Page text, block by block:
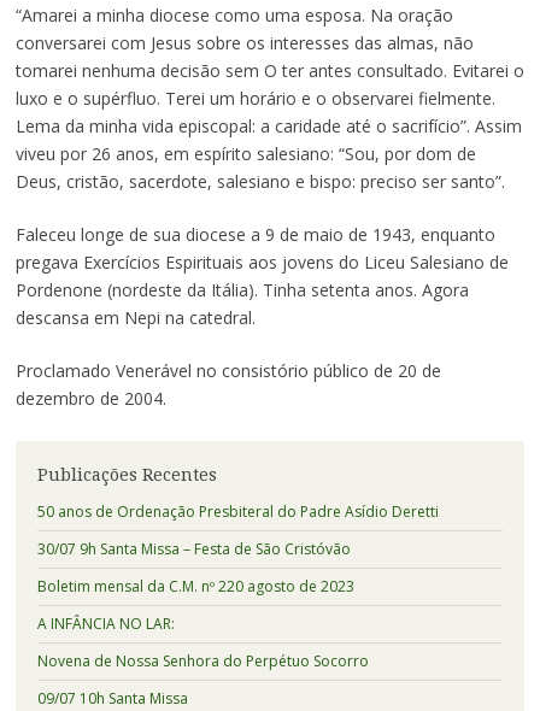
“Amarei a minha diocese como uma esposa. Na oração
conversarei com Jesus sobre os interesses das almas, não
tomarei nenhuma decisão sem O ter antes consultado. Evitarei o
luxo e o supérfluo. Terei um horário e o observarei fielmente.
Lema da minha vida episcopal: a caridade até o sacrifício”. Assim
viveu por 26 anos, em espírito salesiano: “Sou, por dom de
Deus, cristão, sacerdote, salesiano e bispo: preciso ser santo”.
Faleceu longe de sua diocese a 9 de maio de 1943, enquanto
pregava Exercícios Espirituais aos jovens do Liceu Salesiano de
Pordenone (nordeste da Itália). Tinha setenta anos. Agora
descansa em Nepi na catedral.
Proclamado Venerável no consistório público de 20 de
dezembro de 2004.
Publicações Recentes
50 anos de Ordenação Presbiteral do Padre Asídio Deretti
30/07 9h Santa Missa – Festa de São Cristóvão
Boletim mensal da C.M. nº 220 agosto de 2023
A INFÂNCIA NO LAR:
Novena de Nossa Senhora do Perpétuo Socorro
09/07 10h Santa Missa